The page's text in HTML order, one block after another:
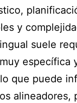
y
suele
específica
que puede
alineadores,